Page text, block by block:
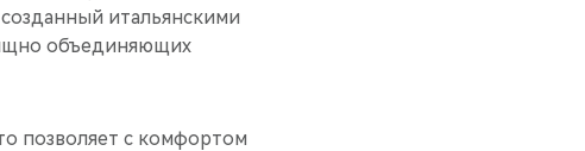
итальянскими
объединяющих
позволяет с комфортом